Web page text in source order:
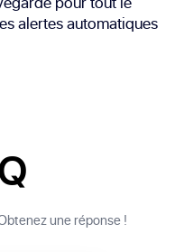
alertes automatiques
une réponse !